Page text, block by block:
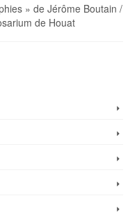
» de Jérôme Boutain /
de Houat